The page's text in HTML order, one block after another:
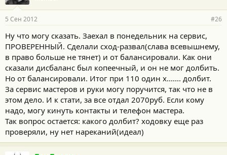
5 Сен 2012 #26
Ну что могу сказать. Заехал в понедельник на сервис,
ПРОВЕРЕННЫЙ. Сделали сход-развал(слава всевышнему,
в право больше не тянет) и от балансировали. Как они
сказали дисбаланс был копеечный, и он не мог долбить.
Но от балансировали. Итог при 110 один х....... долбит.
За сервис мастеров и руки могу поручится, так что не в
этом дело. И к стати, за все отдал 2070руб. Если кому
надо, могу кинуть контакты и телефон мастера.
Так вопрос остается: какого долбит? ходовку еще раз
проверяли, ну нет нареканий(идеал)